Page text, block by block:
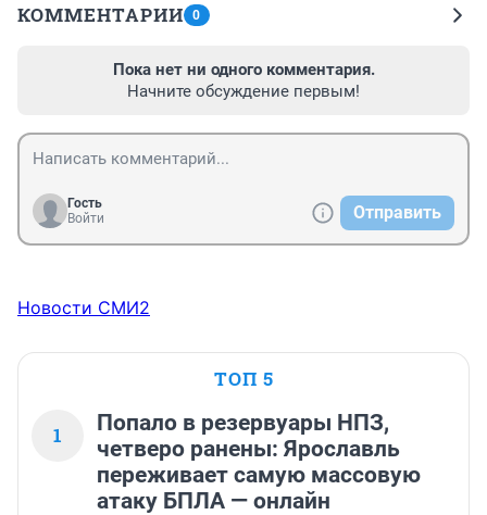
КОММЕНТАРИИ 0
Пока нет ни одного комментария.
Начните обсуждение первым!
Гость
Войти
Отправить
Новости СМИ2
ТОП 5
1
Попало в резервуары НПЗ,
четверо ранены: Ярославль
переживает самую массовую
атаку БПЛА — онлайн